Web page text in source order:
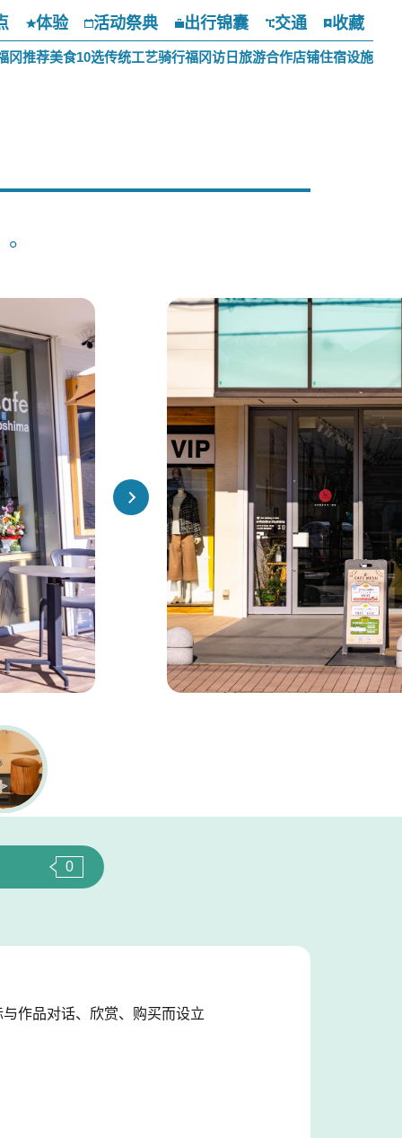
体验 活动祭典 出行锦囊 交通 收藏
冈推荐美食10选传统工艺骑行福冈访日旅游合作店铺住宿设施
0
作品对话、欣赏、购买而设立